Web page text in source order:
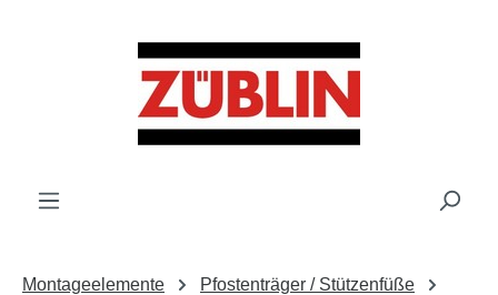
Montageelemente
Pfostenträger / Stützenfüße